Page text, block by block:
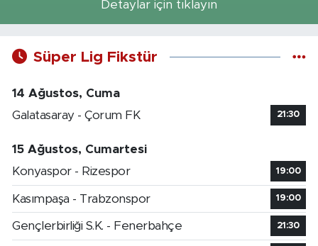
Detaylar için tıklayın
Süper Lig Fikstür
14 Ağustos, Cuma
Galatasaray - Çorum FK
21:30
15 Ağustos, Cumartesi
Konyaspor - Rizespor
19:00
Kasımpaşa - Trabzonspor 19:00
Gençlerbirliği S.K. - Fenerbahçe 21:30